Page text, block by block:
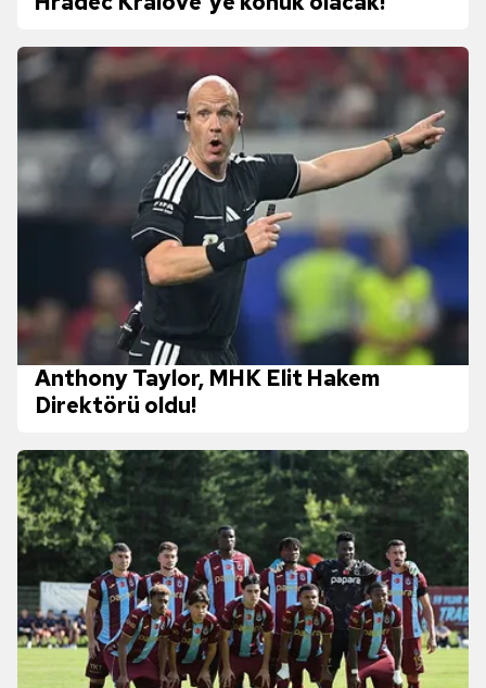
Anthony Taylor, MHK Elit Hakem
Direktörü oldu!